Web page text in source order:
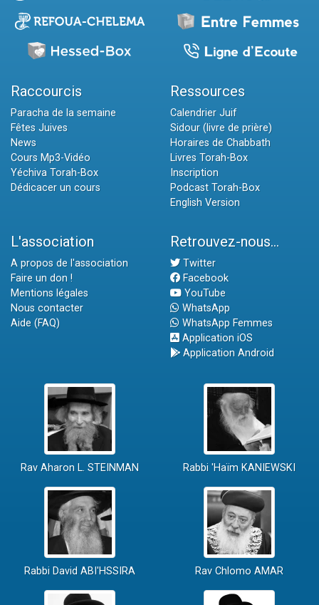
Raccourcis
Paracha de la semaine
Fêtes Juives
News
Cours Mp3-Vidéo
Yéchiva Torah-Box
Dédicacer un cours
Ressources
Calendrier Juif
Sidour (livre de prière)
Horaires de Chabbath
Livres Torah-Box
Inscription
Podcast Torah-Box
English Version
L'association
A propos de l'association
Faire un don !
Mentions légales
Nous contacter
Aide (FAQ)
Retrouvez-nous...
Twitter
Facebook
YouTube
WhatsApp
WhatsApp Femmes
Application iOS
Application Android
Rav Aharon L. STEINMAN Rabbi 'Haïm KANIEWSKI
Rabbi David ABI'HSSIRA Rav Chlomo AMAR